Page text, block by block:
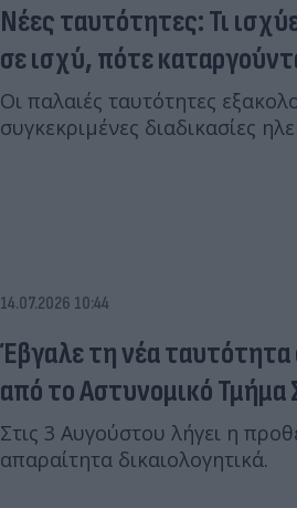
Νέες ταυτότητες: Τι
σε ισχύ, πότε
Οι παλαιές ταυτότητες
συγκεκριμένες διαδικασίες
14.07.2026 10:44
Έβγαλε τη νέα
από το Αστυνομικό Τμήμα
Στις 3 Αυγούστου λήγει η
απαραίτητα δικαιολογητικά.